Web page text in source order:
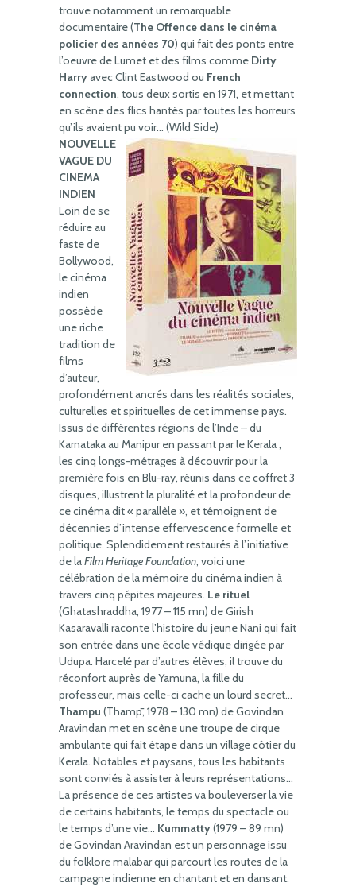
trouve notamment un remarquable
documentaire (The Offence dans le cinéma
policier des années 70) qui fait des ponts entre
l’oeuvre de Lumet et des films comme Dirty
Harryavec Clint Eastwood ou French
connection, tous deux sortis en 1971, et mettant
en scène des flics hantés par toutes les horreurs
qu’ils avaient pu voir… (Wild Side)
NOUVELLE
VAGUE DU
CINEMA
INDIEN
Loin de se
réduire au
faste de
Bollywood,
le cinéma
indien
possède
une riche
tradition de
films
d’auteur,
profondément ancrés dans les réalités sociales,
culturelles et spirituelles de cet immense pays.
Issus de différentes régions de l’Inde – du
Karnataka au Manipur en passant par le Kerala ,
les cinq longs-métrages à découvrir pour la
première fois en Blu-ray, réunis dans ce coffret 3
disques, illustrent la pluralité et la profondeur de
ce cinéma dit « parallèle », et témoignent de
décennies d’intense effervescence formelle et
politique. Splendidement restaurés à l’initiative
de laFilm Heritage Foundation, voici une
célébration de la mémoire du cinéma indien à
travers cinq pépites majeures. Le rituel
(Ghatashraddha, 1977 – 115 mn) de Girish
Kasaravalli raconte l’histoire du jeune Nani qui fait
son entrée dans une école védique dirigée par
Udupa. Harcelé par d’autres élèves, il trouve du
réconfort auprès de Yamuna, la fille du
professeur, mais celle-ci cache un lourd secret…
Thampu (Thamp̄, 1978 – 130 mn) de Govindan
Aravindan met en scène une troupe de cirque
ambulante qui fait étape dans un village côtier du
Kerala. Notables et paysans, tous les habitants
sont conviés à assister à leurs représentations…
La présence de ces artistes va bouleverser la vie
de certains habitants, le temps du spectacle ou
le temps d’une vie… Kummatty(1979 – 89 mn)
de Govindan Aravindan est un personnage issu
du folklore malabar qui parcourt les routes de la
campagne indienne en chantant et en dansant.